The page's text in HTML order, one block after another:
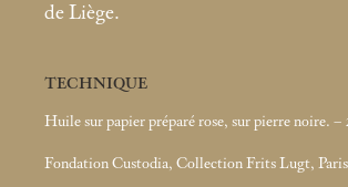
de Liège.
TECHNIQUE
Huile sur papier préparé rose, sur pierre noire.
Fondation Custodia, Collection Frits Lugt,